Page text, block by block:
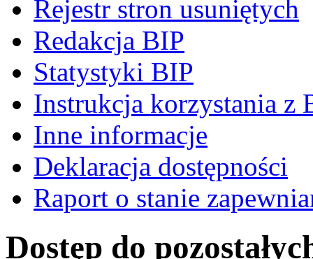
Rejestr stron usuniętych
Redakcja BIP
Statystyki BIP
Instrukcja korzystania z
Inne informacje
Deklaracja dostępności
Raport o stanie
Dostęp do